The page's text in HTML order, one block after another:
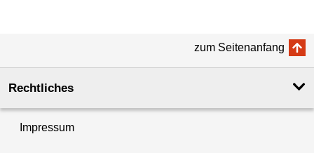
zum Seitenanfang
Rechtliches
Impressum